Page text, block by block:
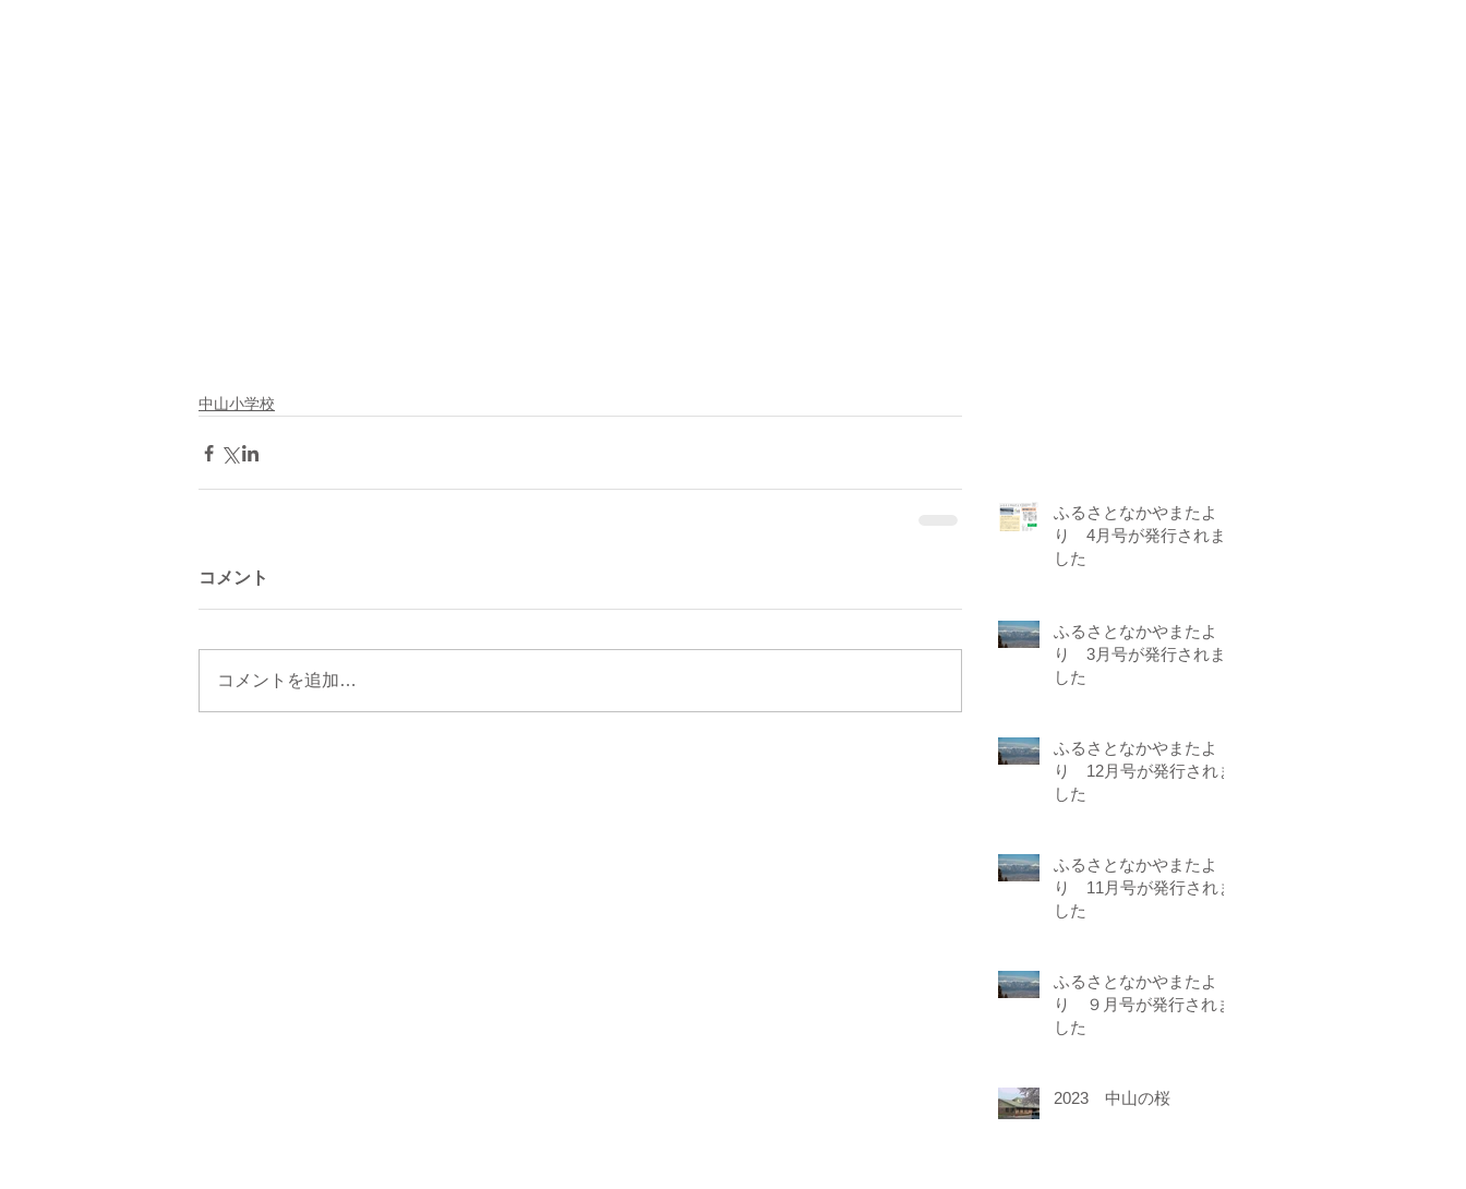
中山小学校
コメント
コメントを追加…
ふるさとなかやまたよ
り 4月号が発行されま
した
ふるさとなかやまたよ
り 3月号が発行されま
した
ふるさとなかやまたよ
り 12月号が発行されま
した
ふるさとなかやまたよ
り 11月号が発行されま
した
ふるさとなかやまたよ
り ９月号が発行されま
した
2023 中山の桜